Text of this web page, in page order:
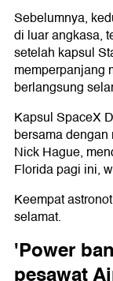
Sebelumnya,
di luar angkasa,
setelah kapsul
memperpanjang
berlangsung
Kapsul SpaceX
bersama
Nick Hague,
Florida pagi ini,
Keempat
selamat.
'Power